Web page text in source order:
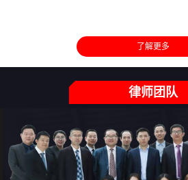
了解更多
律师团队